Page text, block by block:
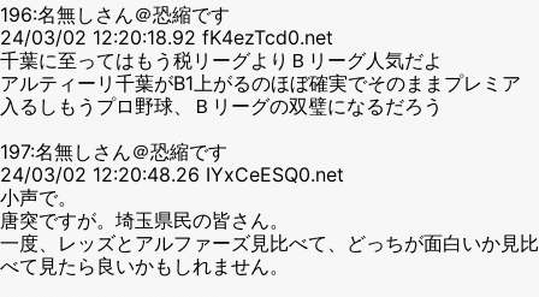
196:名無しさん＠恐縮です
24/03/02 12:20:18.92 fK4ezTcd0.net
千葉に至ってはもう税リーグよりＢリーグ人気だよ
アルティーリ千葉がB1上がるのほぼ確実でそのままプレミア
入るしもうプロ野球、Ｂリーグの双璧になるだろう
197:名無しさん＠恐縮です
24/03/02 12:20:48.26 IYxCeESQ0.net
小声で。
唐突ですが。埼玉県民の皆さん。
一度、レッズとアルファーズ見比べて、どっちが面白いか見比
べて見たら良いかもしれません。